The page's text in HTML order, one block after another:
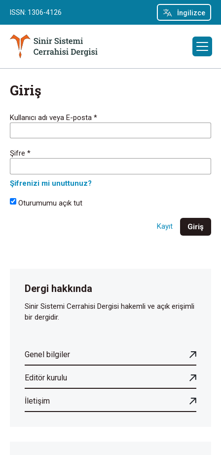
İngilizce
ISSN: 1306-4126
Giriş
Kullanıcı adı veya E-posta *
Şifre *
Şifrenizi mi unuttunuz?
Oturumumu açık tut
Giriş
Kayıt
Dergi hakkında
Sinir Sistemi Cerrahisi Dergisi hakemli ve açık erişimli
bir dergidir.
Genel bilgiler
Editör kurulu
İletişim